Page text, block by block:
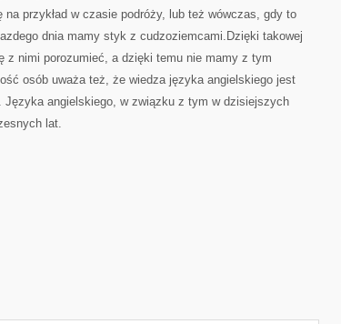
przykład w czasie podróży, lub też wówczas, gdy to
dnia mamy styk z cudzoziemcami.Dzięki takowej
z nimi porozumieć, a dzięki temu nie mamy z tym
osób uważa też, że wiedza języka angielskiego jest
Języka angielskiego, w związku z tym w dzisiejszych
lat.